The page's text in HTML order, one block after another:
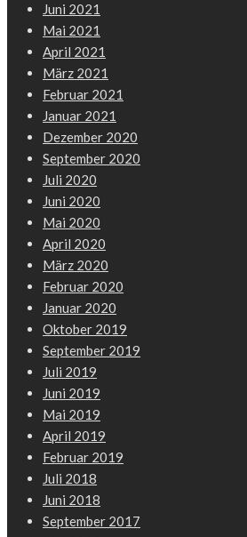
Juni 2021
Mai 2021
April 2021
März 2021
Februar 2021
Januar 2021
Dezember 2020
September 2020
Juli 2020
Juni 2020
Mai 2020
April 2020
März 2020
Februar 2020
Januar 2020
Oktober 2019
September 2019
Juli 2019
Juni 2019
Mai 2019
April 2019
Februar 2019
Juli 2018
Juni 2018
September 2017